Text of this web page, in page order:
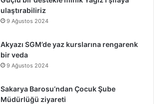
ulaştırabiliriz
9 Ağustos 2024
Akyazı SGM’de yaz kurslarına rengarenk
bir veda
9 Ağustos 2024
Sakarya Barosu’ndan Çocuk Şube
Müdürlüğü ziyareti